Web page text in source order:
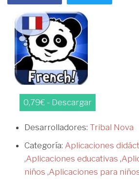
0,79€ - Descargar
Desarrolladores: Tribal Nova
Categoría: Aplicaciones
,Aplicaciones educativas ,
niños ,Aplicaciones para